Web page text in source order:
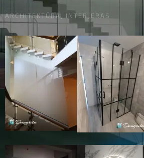
ARCHITEKTŪRA, INTERJERAS